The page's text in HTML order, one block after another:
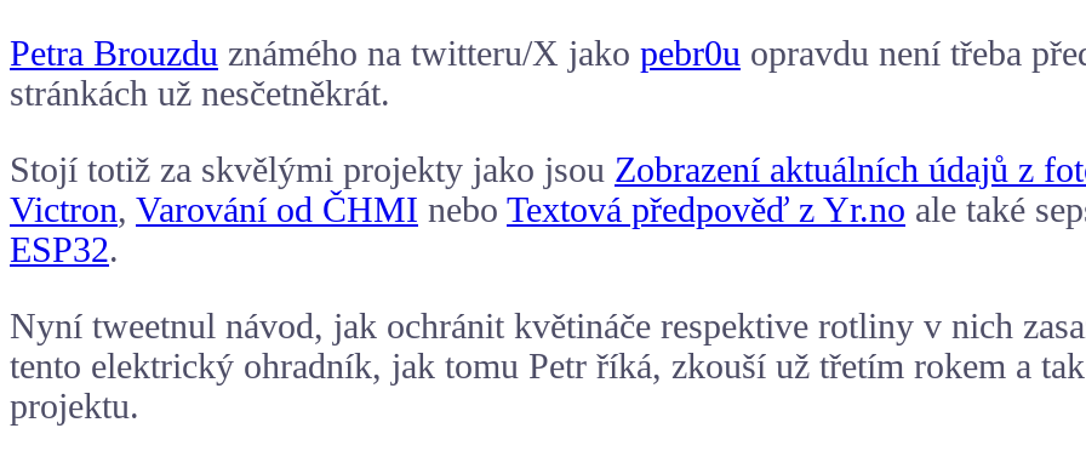
Petra Brouzdu známého na twitteru/X jako pebr0u opravdu není třeba
stránkách už nesčetněkrát.
Stojí totiž za skvělými projekty jako jsou Zobrazení aktuálních údajů z
Victron, Varování od ČHMI nebo Textová předpověď z Yr.no ale také
ESP32.
Nyní tweetnul návod, jak ochránit květináče respektive rotliny v nich
tento elektrický ohradník, jak tomu Petr říká, zkouší už třetím rokem a
projektu.